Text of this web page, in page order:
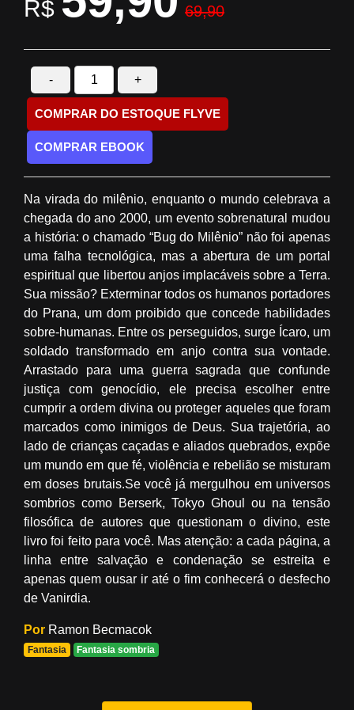
R$ 69,90
- +
COMPRAR DO ESTOQUE FLYVE
COMPRAR EBOOK
Na virada do milênio, enquanto o mundo celebrava a
chegada do ano 2000, um evento sobrenatural mudou
a história: o chamado “Bug do Milênio” não foi apenas
uma falha tecnológica, mas a abertura de um portal
espiritual que libertou anjos implacáveis sobre a Terra.
Sua missão? Exterminar todos os humanos portadores
do Prana, um dom proibido que concede habilidades
sobre-humanas. Entre os perseguidos, surge Ícaro, um
soldado transformado em anjo contra sua vontade.
Arrastado para uma guerra sagrada que confunde
justiça com genocídio, ele precisa escolher entre
cumprir a ordem divina ou proteger aqueles que foram
marcados como inimigos de Deus. Sua trajetória, ao
lado de crianças caçadas e aliados quebrados, expõe
um mundo em que fé, violência e rebelião se misturam
em doses brutais.Se você já mergulhou em universos
sombrios como Berserk, Tokyo Ghoul ou na tensão
filosófica de autores que questionam o divino, este
livro foi feito para você. Mas atenção: a cada página, a
linha entre salvação e condenação se estreita e
apenas quem ousar ir até o fim conhecerá o desfecho
de Vanirdia.
Por Ramon Becmacok
Fantasia Fantasia sombria